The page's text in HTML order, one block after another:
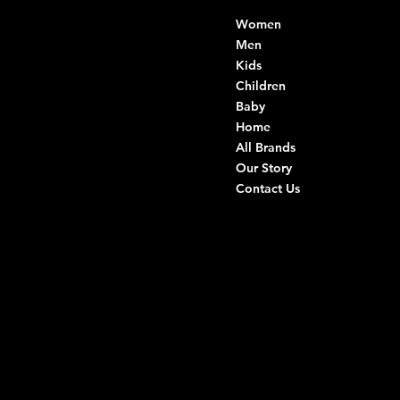
Women
Men
Kids
Children
Baby
Home
All Brands
Our Story
Contact Us